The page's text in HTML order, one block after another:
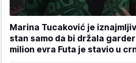
Marina Tucaković je
stan samo da bi držala
milion evra Futa je stavio u